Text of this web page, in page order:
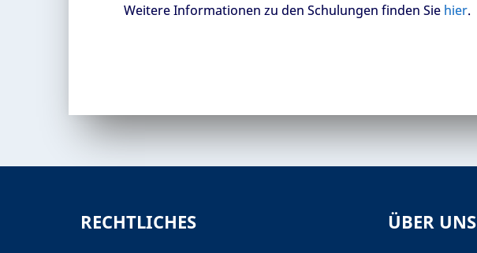
Weitere Informationen zu den Schulungen finden Sie hier.
RECHTLICHES ÜBER UNS